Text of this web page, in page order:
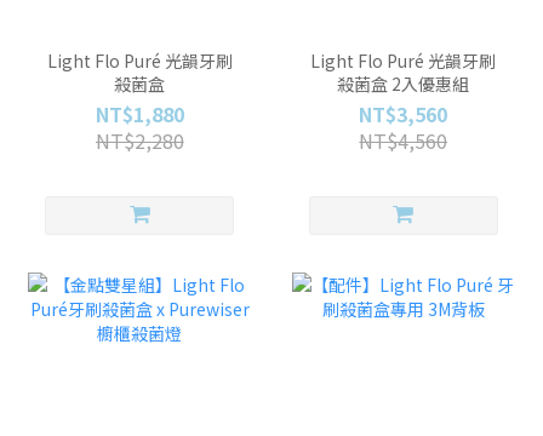
Light Flo Puré 光韻牙刷
殺菌盒
NT$1,880
NT$2,280
Light Flo Puré 光韻牙刷
殺菌盒 2入優惠組
NT$3,560
NT$4,560